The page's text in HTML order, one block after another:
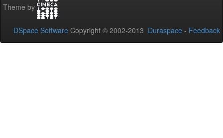
Theme by
DSpace Software Copyright © 2002-2013 Duraspace - Feedback